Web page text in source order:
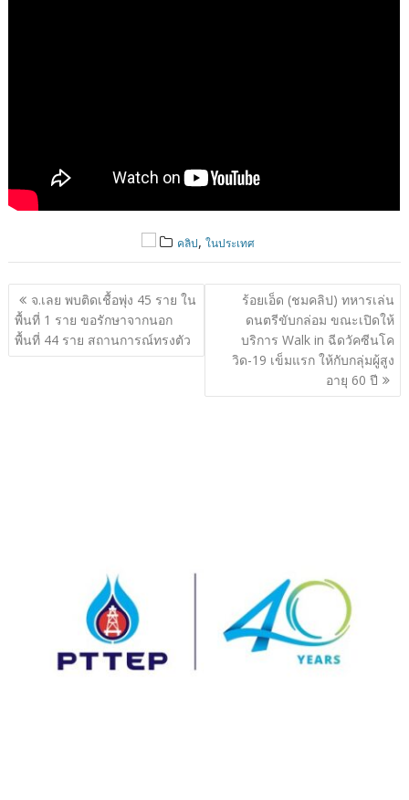
คลิป, ในประเทศ
แนะแนว
เรื่อง
จ.เลย พบติดเชื้อพุ่ง 45 ราย ใน
พื้นที่ 1 ราย ขอรักษาจากนอก
พื้นที่ 44 ราย สถานการณ์ทรงตัว
ร้อยเอ็ด (ชมคลิป) ทหารเล่น
ดนตรีขับกล่อม ขณะเปิดให้
บริการ Walk in ฉีดวัคซีนโค
วิด-19 เข็มแรก ให้กับกลุ่มผู้สูง
อายุ 60 ปี